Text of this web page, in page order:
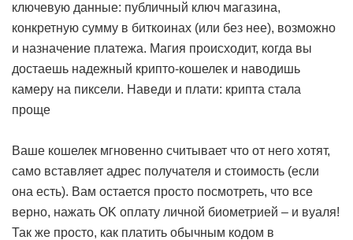
ключевую данные: публичный ключ магазина,
конкретную сумму в биткоинах (или без нее), возможно
и назначение платежа. Магия происходит, когда вы
достаешь надежный крипто-кошелек и наводишь
камеру на пиксели. Наведи и плати: крипта стала
проще
Ваше кошелек мгновенно считывает что от него хотят,
само вставляет адрес получателя и стоимость (если
она есть). Вам остается просто посмотреть, что все
верно, нажать OK оплату личной биометрией – и вуаля!
Так же просто, как платить обычным кодом в